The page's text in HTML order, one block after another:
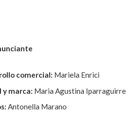
comercial: Mariela Enrici
y marca: Maria Agustina Iparraguirre
Antonella Marano